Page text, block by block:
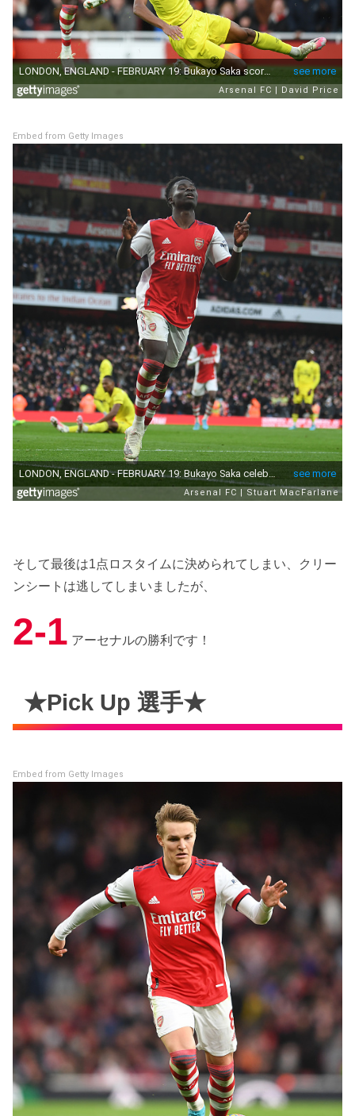
Embed from Getty Images
そして最後は1点ロスタイムに決められてしまい、クリー
ンシートは逃してしまいましたが、
2-1 アーセナルの勝利です！
★Pick Up 選手★
Embed from Getty Images